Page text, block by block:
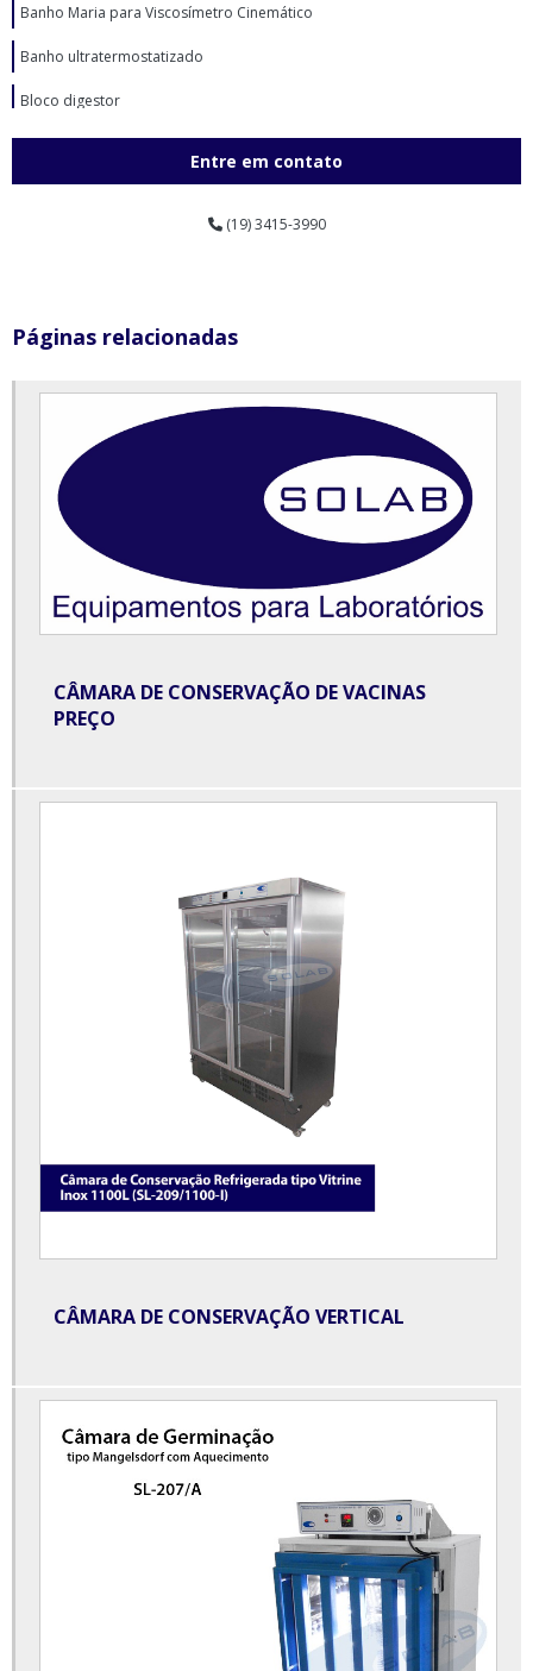
Banho Maria para Viscosímetro Cinemático
Banho ultratermostatizado
Bloco digestor
Bloco digestor preço
Britador de mandíbulas laboratório em sp
Britador de mandíbulas para laboratório
Câmara de conservação vertical
Câmara de germinação com alternância de temperatura e fotoperíodo
Câmara de germinação preço
Câmara de umidade saturada
Câmara incubadora bod
Centrífuga de bancada para laboratório
Centrífuga laboratório preço
Centrífuga para laboratório preço
Destilador de água para laboratório
Destilador de água para laboratório preço
Destilador de nitrogênio para laboratório
Destilador de óleos essenciais para laboratório
Destilador de óleos essenciais preço
Equipamentos para laboratório de análises clínicas preços
Estufa industrial
Estufa microprocessada com circulação forçada de ar
Entre em contato
(19) 3415-3990
Páginas relacionadas
CÂMARA DE CONSERVAÇÃO DE VACINAS
PREÇO
CÂMARA DE CONSERVAÇÃO VERTICAL